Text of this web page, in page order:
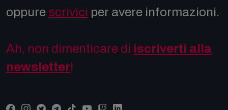
oppure scrivici per avere informazioni.
Ah, non dimenticare di iscriverti alla
newsletter!